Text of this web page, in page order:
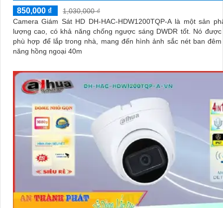
850,000 ₫
1,030,000 ₫
Camera Giám Sát HD DH-HAC-HDW1200TQP-A là một sản
lượng cao, có khả năng chống ngược sáng DWDR tốt. Nó được thiết kế
phù hợp để lắp trong nhà, mang đến hình ảnh sắc nét ban
năng hồng ngoại 40m